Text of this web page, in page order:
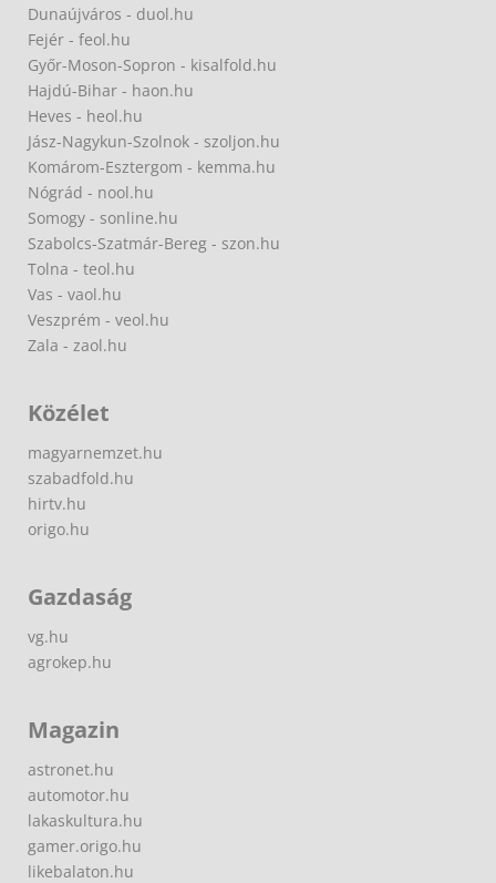
Dunaújváros - duol.hu
Fejér - feol.hu
Győr-Moson-Sopron - kisalfold.hu
Hajdú-Bihar - haon.hu
Heves - heol.hu
Jász-Nagykun-Szolnok - szoljon.hu
Komárom-Esztergom - kemma.hu
Nógrád - nool.hu
Somogy - sonline.hu
Szabolcs-Szatmár-Bereg - szon.hu
Tolna - teol.hu
Vas - vaol.hu
Veszprém - veol.hu
Zala - zaol.hu
Közélet
magyarnemzet.hu
szabadfold.hu
hirtv.hu
origo.hu
Gazdaság
vg.hu
agrokep.hu
Magazin
astronet.hu
automotor.hu
lakaskultura.hu
gamer.origo.hu
likebalaton.hu